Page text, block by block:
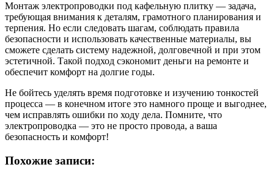
Монтаж электропроводки под кафельную плитку — задача,
требующая внимания к деталям, грамотного планирования и
терпения. Но если следовать шагам, соблюдать правила
безопасности и использовать качественные материалы, вы
сможете сделать систему надежной, долговечной и при этом
эстетичной. Такой подход сэкономит деньги на ремонте и
обеспечит комфорт на долгие годы.
Не бойтесь уделять время подготовке и изучению тонкостей
процесса — в конечном итоге это намного проще и выгоднее,
чем исправлять ошибки по ходу дела. Помните, что
электропроводка — это не просто провода, а ваша
безопасность и комфорт!
Похожие записи: